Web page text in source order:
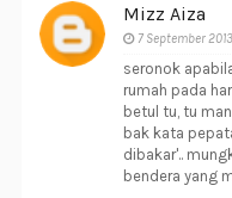
Mizz Aiza
7 September
seronok
rumah pada
betul tu, tu
bak kata
dibakar'..
bendera yang